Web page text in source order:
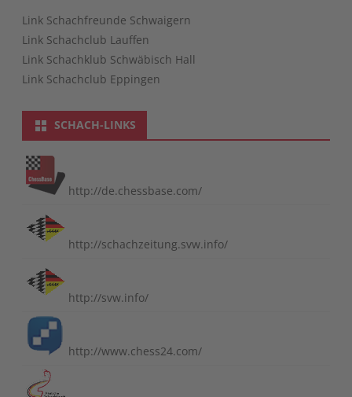
Link Schachfreunde Schwaigern
Link Schachclub Lauffen
Link Schachklub Schwäbisch Hall
Link Schachclub Eppingen
SCHACH-LINKS
http://de.chessbase.com/
http://schachzeitung.svw.info/
http://svw.info/
http://www.chess24.com/